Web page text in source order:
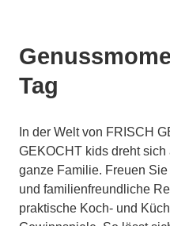
Tag
In der Welt von FRISCH
GEKOCHT kids dreht
ganze Familie. Freuen
und familienfreundliche
praktische Koch- und